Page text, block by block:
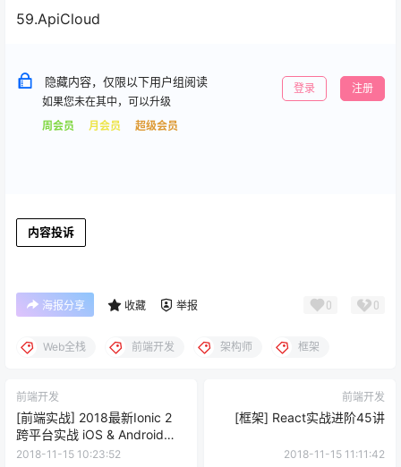
59.ApiCloud
隐藏内容，仅限以下用户组阅读
如果您未在其中，可以升级
周会员
月会员 超级会员
登录 注册
内容投诉
海报分享 收藏 举报 0 0
Web全栈 前端开发 架构师 框架
前端开发
[前端实战] 2018最新Ionic 2
跨平台实战 iOS & Android
Apps
2018-11-15 10:23:52
前端开发
[框架] React实战进阶45讲
2018-11-15 11:11:42